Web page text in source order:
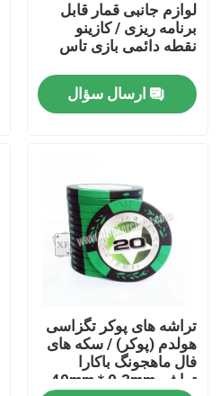
درباره ما
تور کارخانه
با ما تماس بگیرید
اخبار
درخواست نقل قول
کارت بازی های نامرئی
لوازم جانبی قمار قابل
برنامه ریزی / کازینو
نقطه دائمی بازی تاس
ارسال سؤال
تراشه های پوکر تگزاسی
هولدم (پوکر) / سکه های
فال ماهجونگ باکارا
تراشه 40mm * 0.3mm